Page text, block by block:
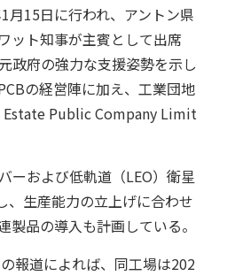
用語集
月15日に行われ、アントン県
ット知事が主賓として出席
政府の強力な支援姿勢を示し
の経営陣に加え、工業団地
Estate Public Company Limit
ーおよび低軌道（LEO）衛星
、生産能力の立上げに合わせ
製品の導入も計画している。
報道によれば、同工場は202